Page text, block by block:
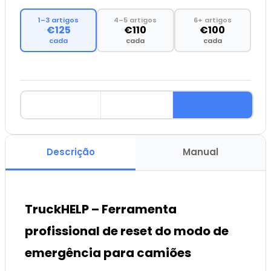
1–3 artigos
€125
cada
4–5 artigos
€110
cada
6+ artigos
€100
cada
Descrição Manual
TruckHELP – Ferramenta
profissional de reset do modo de
emergência para camiões